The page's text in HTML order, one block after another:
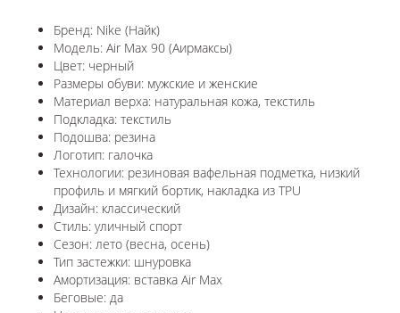
Бренд: Nike (Найк)
Модель: Air Max 90 (Аирмаксы)
Цвет: черный
Размеры обуви: мужские и женские
Материал верха: натуральная кожа, текстиль
Подкладка: текстиль
Подошва: резина
Логотип: галочка
Технологии: резиновая вафельная подметка, низкий
профиль и мягкий бортик, накладка из TPU
Дизайн: классический
Стиль: уличный спорт
Сезон: лето (весна, осень)
Тип застежки: шнуровка
Амортизация: вставка Air Max
Беговые: да